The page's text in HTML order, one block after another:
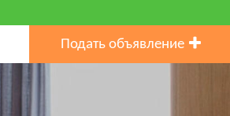
Подать объявление